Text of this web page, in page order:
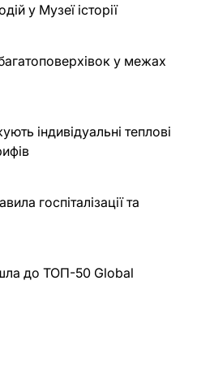
у Музеї історії
у межах
індивідуальні теплові
госпіталізації та
до ТОП-50 Global